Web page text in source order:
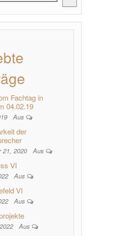
Fachtag in
04.02.19
Aus
der
21, 2020 Aus
VI
Aus
VI
Aus
Aus